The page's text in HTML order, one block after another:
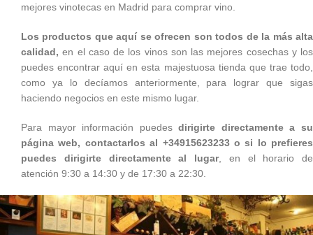
mejores vinotecas en Madrid para comprar vino.
Los productos que aquí se ofrecen son todos de la más alta
calidad,en el caso de los vinos son las mejores cosechas y los
puedes encontrar aquí en esta majestuosa tienda que trae todo,
como ya lo decíamos anteriormente, para lograr que sigas
haciendo negocios en este mismo lugar.
Para mayor información puedesdirigirte directamente a su
página web, contactarlos al +34915623233 o si lo prefieres
puedes dirigirte directamente al lugar, en el horario de
atención 9:30 a 14:30 y de 17:30 a 22:30.